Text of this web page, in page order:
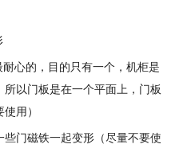
心的，目的只有一个，机柜是
以门板是在一个平面上，门板
用）
门磁铁一起变形（尽量不要使